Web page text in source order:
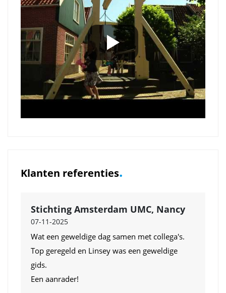
Klanten referenties.
Stichting Amsterdam UMC, Nancy
07-11-2025
Wat een geweldige dag samen met collega's.
Top geregeld en Linsey was een geweldige
gids.
Een aanrader!